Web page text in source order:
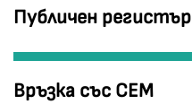
Публичен регистър
Връзка със СЕМ